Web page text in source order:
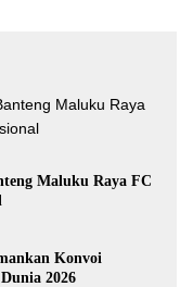
Maluku Raya FC
Konvoi
2026